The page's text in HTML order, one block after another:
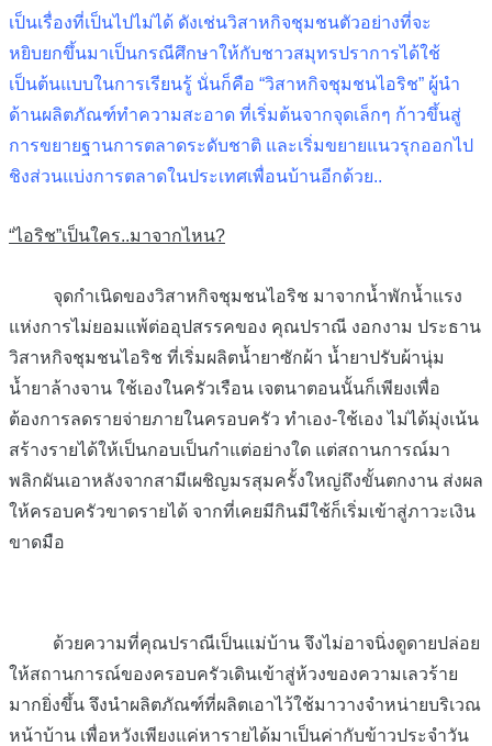
เป็นเรื่องที่เป็นไปไม่ได้ ดังเช่นวิสาหกิจชุมชนตัวอย่างที่จะ
หยิบยกขึ้นมาเป็นกรณีศึกษาให้กับชาวสมุทรปราการได้ใช้
เป็นต้นแบบในการเรียนรู้ นั่นก็คือ “วิสาหกิจชุมชนไอริช” ผู้นำ
ด้านผลิตภัณฑ์ทำความสะอาด ที่เริ่มต้นจากจุดเล็กๆ ก้าวขึ้นสู่
การขยายฐานการตลาดระดับชาติ และเริ่มขยายแนวรุกออกไป
ชิงส่วนแบ่งการตลาดในประเทศเพื่อนบ้านอีกด้วย..
“ไอริช”เป็นใคร..มาจากไหน?
จุดกำเนิดของวิสาหกิจชุมชนไอริช มาจากน้ำพักน้ำแรง
แห่งการไม่ยอมแพ้ต่ออุปสรรคของ คุณปราณี งอกงาม ประธาน
วิสาหกิจชุมชนไอริช ที่เริ่มผลิตน้ำยาซักผ้า น้ำยาปรับผ้านุ่ม
น้ำยาล้างจาน ใช้เองในครัวเรือน เจตนาตอนนั้นก็เพียงเพื่อ
ต้องการลดรายจ่ายภายในครอบครัว ทำเอง-ใช้เอง ไม่ได้มุ่งเน้น
สร้างรายได้ให้เป็นกอบเป็นกำแต่อย่างใด แต่สถานการณ์มา
พลิกผันเอาหลังจากสามีเผชิญมรสุมครั้งใหญ่ถึงขั้นตกงาน ส่งผล
ให้ครอบครัวขาดรายได้ จากที่เคยมีกินมีใช้ก็เริ่มเข้าสู่ภาวะเงิน
ขาดมือ
ด้วยความที่คุณปราณีเป็นแม่บ้าน จึงไม่อาจนิ่งดูดายปล่อย
ให้สถานการณ์ของครอบครัวเดินเข้าสู่ห้วงของความเลวร้าย
มากยิ่งขึ้น จึงนำผลิตภัณฑ์ที่ผลิตเอาไว้ใช้มาวางจำหน่ายบริเวณ
หน้าบ้าน เพื่อหวังเพียงแค่หารายได้มาเป็นค่ากับข้าวประจำวัน